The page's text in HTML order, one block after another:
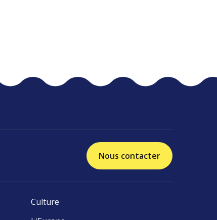
Nous contacter
Culture